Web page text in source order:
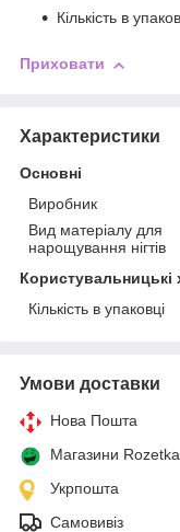
Кількість в
Приховати
Характеристики
Основні
Виробник
Вид матеріалу для
нарощування нігтів
Користувальницькі
Кількість в упаковці
Умови доставки
Нова Пошта
Магазини Rozetka
Укрпошта
Самовивіз